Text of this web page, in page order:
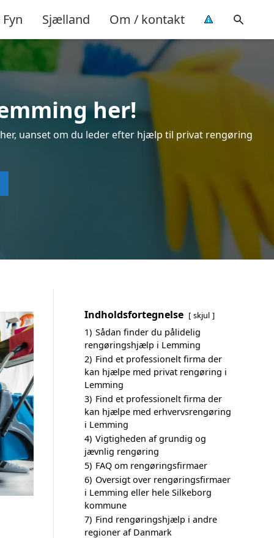
Fyn Sjælland Om / kontakt
her!
uanset om du leder efter hjælp til privat rengøring
Indholdsfortegnelse skjul
1) Sådan finder du pålidelig
rengøringshjælp i Lemming
2) Find et professionelt firma der
kan hjælpe med privat rengøring i
Lemming
3) Find et professionelt firma der
kan hjælpe med erhvervsrengøring
i Lemming
4) Vigtigheden af grundig og
jævnlig rengøring
5) FAQ om rengøringsfirmaer
6) Oversigt over rengøringsfirmaer
i Lemming eller hele Silkeborg
kommune
7) Find rengøringshjælp i andre
regioner af Danmark